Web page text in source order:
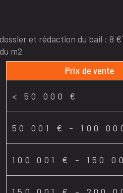
et rédaction du bail : 8
m2
Prix de vente
< 50 000 €
50 001 € - 100
100 001 € - 150